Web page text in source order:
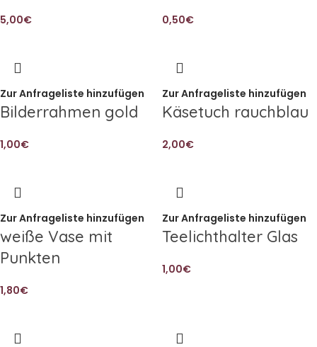
5,00€ 0,50€
Zur Anfrageliste hinzufügen
Bilderrahmen gold
1,00€
Zur Anfrageliste hinzufügen
Käsetuch rauchblau
2,00€
Zur Anfrageliste hinzufügen
weiße Vase mit
Punkten
1,80€
Zur Anfrageliste hinzufügen
Teelichthalter Glas
1,00€